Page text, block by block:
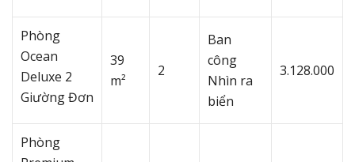
Phòng
Ocean
Deluxe 2
Giường Đơn
39
m²
2
Ban
công
Nhìn ra
biển
3.128.000
Phòng